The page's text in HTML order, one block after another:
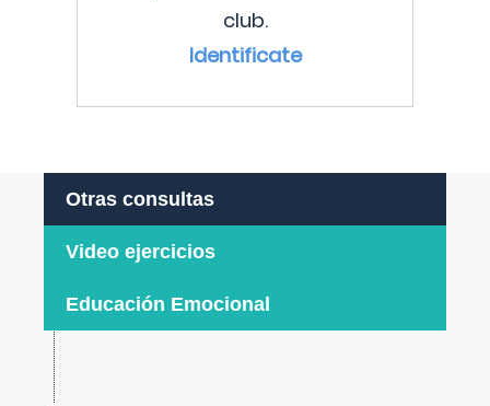
club.
Identificate
Otras consultas
Video ejercicios
Educación Emocional